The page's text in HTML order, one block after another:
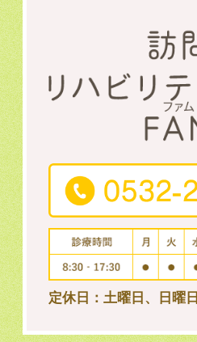
定休日：土曜日、日曜日